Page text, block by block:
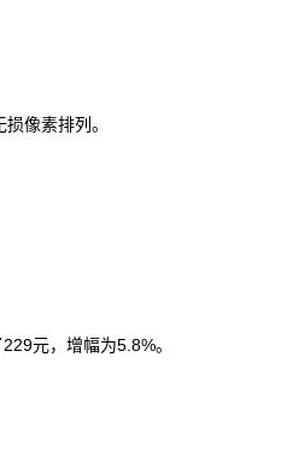
像素排列。
元，增幅为5.8%。